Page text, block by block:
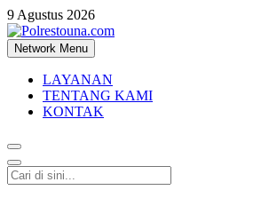
9 Agustus 2026
Polrestouna.com
Informasi Layanan Publik
Network Menu
LAYANAN
TENTANG KAMI
KONTAK